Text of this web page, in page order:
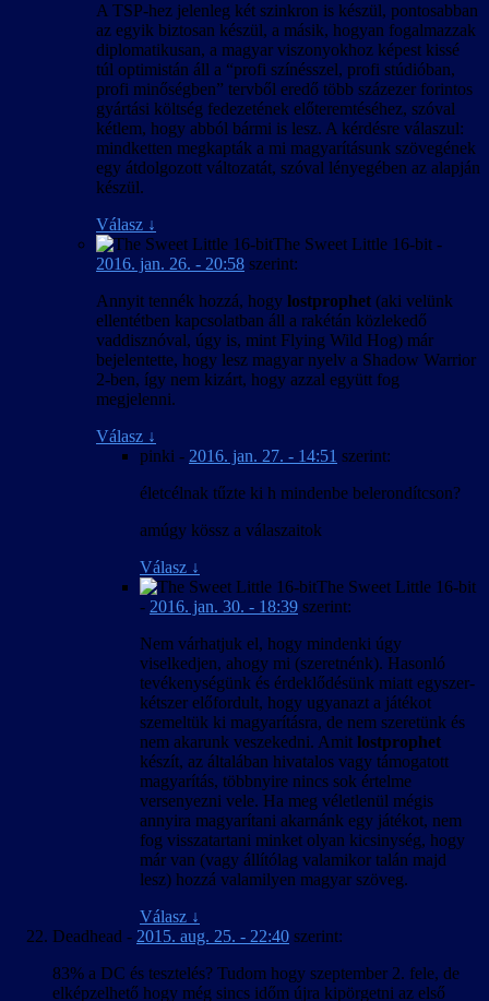
A TSP-hez jelenleg két szinkron is készül, pontosabban
az egyik biztosan készül, a másik, hogyan fogalmazzak
diplomatikusan, a magyar viszonyokhoz képest kissé
túl optimistán áll a “profi színésszel, profi stúdióban,
profi minőségben” tervből eredő több százezer forintos
gyártási költség fedezetének előteremtéséhez, szóval
kétlem, hogy abból bármi is lesz. A kérdésre válaszul:
mindketten megkapták a mi magyarításunk szövegének
egy átdolgozott változatát, szóval lényegében az alapján
készül.
Válasz ↓
The Sweet Little 16-bit -
2016. jan. 26. - 20:58 szerint:
Annyit tennék hozzá, hogy lostprophet (aki velünk
ellentétben kapcsolatban áll a rakétán közlekedő
vaddisznóval, úgy is, mint Flying Wild Hog) már
bejelentette, hogy lesz magyar nyelv a Shadow Warrior
2-ben, így nem kizárt, hogy azzal együtt fog
megjelenni.
Válasz ↓
pinki - 2016. jan. 27. - 14:51 szerint:
életcélnak tűzte ki h mindenbe belerondítcson?
amúgy kössz a válaszaitok
Válasz ↓
The Sweet Little 16-bit
- 2016. jan. 30. - 18:39 szerint:
Nem várhatjuk el, hogy mindenki úgy
viselkedjen, ahogy mi (szeretnénk). Hasonló
tevékenységünk és érdeklődésünk miatt egyszer-
kétszer előfordult, hogy ugyanazt a játékot
szemeltük ki magyarításra, de nem szeretünk és
nem akarunk veszekedni. Amit lostprophet
készít, az általában hivatalos vagy támogatott
magyarítás, többnyire nincs sok értelme
versenyezni vele. Ha meg véletlenül mégis
annyira magyarítani akarnánk egy játékot, nem
fog visszatartani minket olyan kicsinység, hogy
már van (vagy állítólag valamikor talán majd
lesz) hozzá valamilyen magyar szöveg.
Válasz ↓
Deadhead - 2015. aug. 25. - 22:40 szerint:
83% a DC és tesztelés? Tudom hogy szeptember 2. fele, de
elképzelhető hogy még sincs időm újra kipörgetni az első